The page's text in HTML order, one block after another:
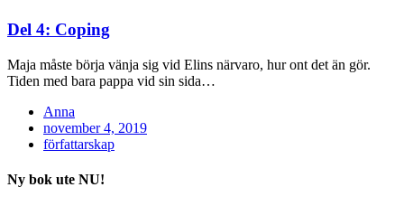
Del 4: Coping
Maja måste börja vänja sig vid Elins närvaro, hur ont det än gör.
Tiden med bara pappa vid sin sida…
Anna
Posted
on
november 4, 2019
författarskap
Ny bok ute NU!